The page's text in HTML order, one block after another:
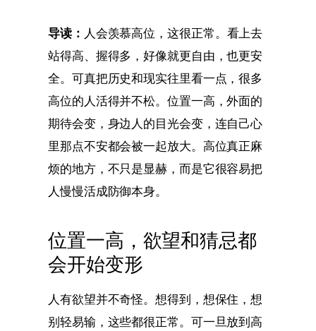
导读： 人会羡慕高位，这很正常。看上去
站得高、握得多，好像就更自由，也更安
全。可真把历史和现实往里看一点，很多
高位的人活得并不松。位置一高，外面的
期待会变，身边人的目光会变，连自己心
里那点不安都会被一起放大。高位真正麻
烦的地方，不只是显赫，而是它很容易把
人慢慢活成防御本身。
位置一高，欲望和猜忌都
会开始变形
人有欲望并不奇怪。想得到，想保住，想
别轻易输，这些都很正常。可一旦放到高